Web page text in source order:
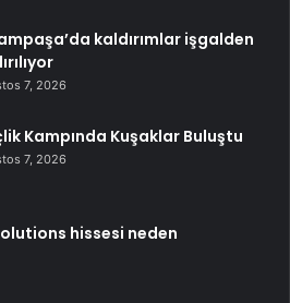
kaldırımlar işgalden
7, 2026
Kampında Kuşaklar Buluştu
7, 2026
hissesi neden